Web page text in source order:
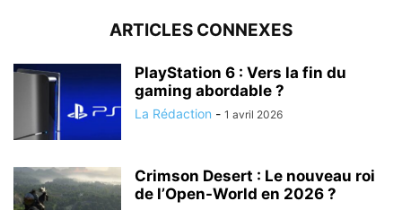
ARTICLES CONNEXES
PlayStation 6 : Vers la fin du
gaming abordable ?
La Rédaction - 1 avril 2026
Crimson Desert : Le nouveau roi
de l’Open-World en 2026 ?